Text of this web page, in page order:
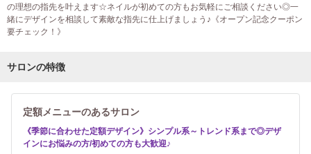
の理想の指先を叶えます☆ネイルが初めての方もお気軽にご相談ください◎一
緒にデザインを相談して素敵な指先に仕上げましょう♪《オープン記念クーポン
要チェック！》
サロンの特徴
定額メニューのあるサロン
《季節に合わせた定額デザイン》シンプル系～トレンド系まで◎デザ
インにお悩みの方/初めての方も大歓迎♪